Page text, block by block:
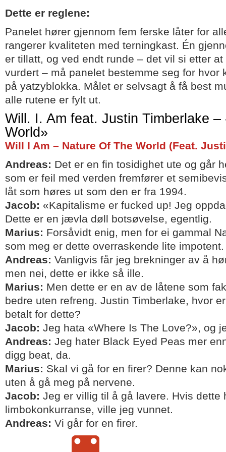
Dette er reglene:
Panelet hører gjennom fem ferske låter for
rangerer kvaliteten med terningkast. Én
er tillatt, og ved endt runde – det vil si etter
vurdert – må panelet bestemme seg for hvor
på yatzyblokka. Målet er selvsagt å få best
alle rutene er fylt ut.
Will. I. Am feat. Justin Timberlake
World»
Will I Am – Nature Of The World (Feat.
Andreas: Det er en fin tosidighet ute og går
som er feil med verden fremfører et
låt som høres ut som den er fra 1994.
Jacob: «Kapitalisme er fucked up! Jeg
Dette er en jævla døll botsøvelse, egentlig.
Marius: Forsåvidt enig, men for ei gammal
som meg er dette overraskende lite impotent.
Andreas: Vanligvis får jeg brekninger av å
men nei, dette er ikke så ille.
Marius: Men dette er en av de låtene som
bedre uten refreng. Justin Timberlake, hvor
betalt for dette?
Jacob: Jeg hata «Where Is The Love?», og
Andreas: Jeg hater Black Eyed Peas mer
digg beat, da.
Marius: Skal vi gå for en firer? Denne kan
uten å gå meg på nervene.
Jacob: Jeg er villig til å gå lavere. Hvis
limbokonkurranse, ville jeg vunnet.
Andreas: Vi går for en firer.